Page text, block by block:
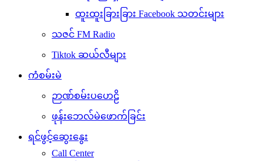
ထူးထူးခြားခြား Facebook သတင်းများ
သဇင် FM Radio
Tiktok ဆယ်လီများ
ကံစမ်းမဲ
ဉာဏ်စမ်းပဟေဠိ
ဖုန်းဘေလ်မဲဖောက်ခြင်း
ရင်ဖွင့်ဆွေးနွေး
Call Center